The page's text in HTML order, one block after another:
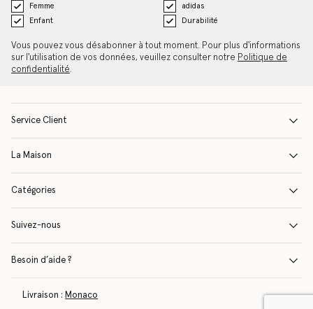
Femme
adidas
Enfant
Durabilité
Vous pouvez vous désabonner à tout moment. Pour plus d'informations
sur l'utilisation de vos données, veuillez consulter notre Politique de
confidentialité.
Service Client
La Maison
Catégories
Suivez-nous
Besoin d’aide ?
Livraison : Monaco